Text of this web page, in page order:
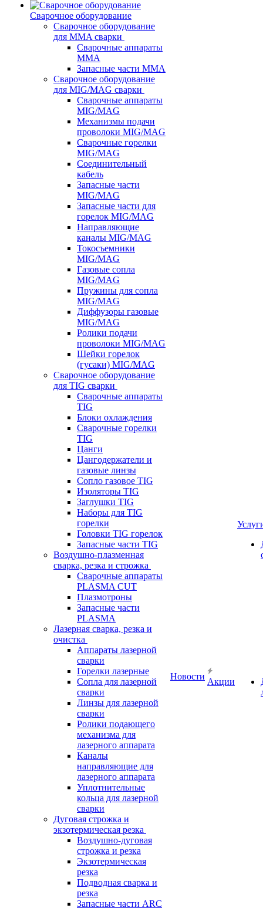
Сварочное оборудование
Сварочное оборудование
для MMA сварки
Сварочные аппараты
MMA
Запасные части MMA
Сварочное оборудование
для MIG/MAG сварки
Сварочные аппараты
MIG/MAG
Механизмы подачи
проволоки MIG/MAG
Сварочные горелки
MIG/MAG
Соединительный
кабель
Запасные части
MIG/MAG
Запасные части для
горелок MIG/MAG
Направляющие
каналы MIG/MAG
Токосъемники
MIG/MAG
Газовые сопла
MIG/MAG
Пружины для сопла
MIG/MAG
Диффузоры газовые
MIG/MAG
Ролики подачи
проволоки MIG/MAG
Шейки горелок
(гусаки) MIG/MAG
Сварочное оборудование
для TIG сварки
Сварочные аппараты
TIG
Блоки охлаждения
Сварочные горелки
TIG
Цанги
Цангодержатели и
газовые линзы
Сопло газовое TIG
Изоляторы TIG
Заглушки TIG
Наборы для TIG
горелки
Головки TIG горелок
Запасные части TIG
Воздушно-плазменная
сварка, резка и строжка
Сварочные аппараты
PLASMA CUT
Плазмотроны
Запасные части
PLASMA
Лазерная сварка, резка и
очистка
Аппараты лазерной
сварки
Горелки лазерные
Сопла для лазерной
сварки
Линзы для лазерной
сварки
Ролики подающего
механизма для
лазерного аппарата
Каналы
направляющие для
лазерного аппарата
Уплотнительные
кольца для лазерной
сварки
Дуговая строжка и
экзотермическая резка
Воздушно-дуговая
строжка и резка
Экзотермическая
резка
Подводная сварка и
резка
Запасные части ARC
Новости
Акции